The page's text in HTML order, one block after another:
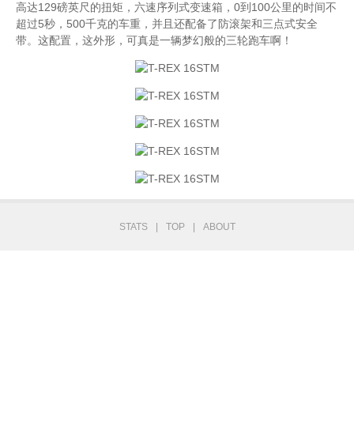
高达129磅英尺的扭矩，六速序列式变速箱，0到100公里的时间不
超过5秒，500千克的车重，并且还配备了防滚架和三点式安全
带。这配置，这外形，可真是一辆梦幻般的三轮跑车啊！
STATS TOP ABOUT